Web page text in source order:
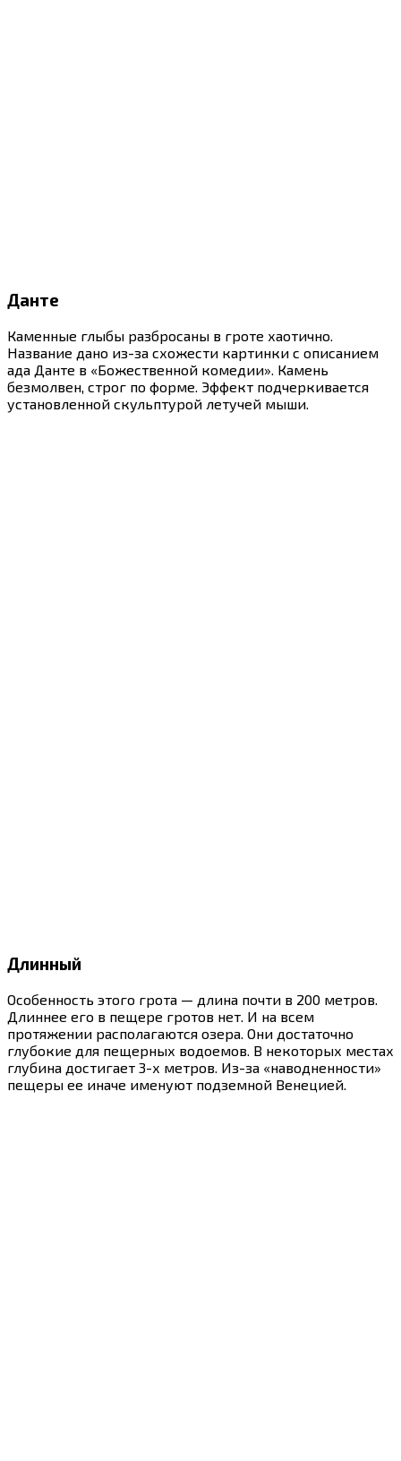
Данте
Каменные глыбы разбросаны в гроте хаотично.
Название дано из-за схожести картинки с описанием
ада Данте в «Божественной комедии». Камень
безмолвен, строг по форме. Эффект подчеркивается
установленной скульптурой летучей мыши.
Длинный
Особенность этого грота — длина почти в 200 метров.
Длиннее его в пещере гротов нет. И на всем
протяжении располагаются озера. Они достаточно
глубокие для пещерных водоемов. В некоторых местах
глубина достигает 3-х метров. Из-за «наводненности»
пещеры ее иначе именуют подземной Венецией.